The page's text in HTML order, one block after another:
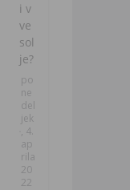
i v
ve
sol
je?
po
ne
del
jek
, 4.
ap
rila
20
22